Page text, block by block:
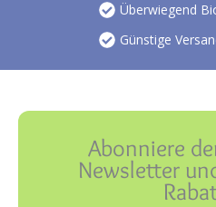
Überwiegend
Günstige
Abonniere
Newsletter